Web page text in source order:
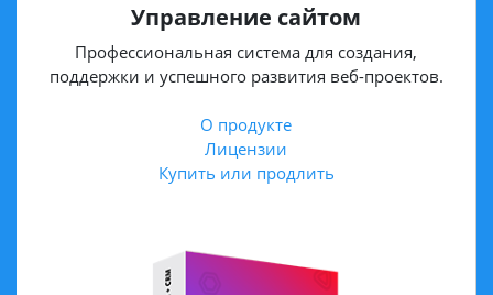
Управление сайтом
Профессиональная система для создания,
поддержки и успешного развития веб-проектов.
О продукте
Лицензии
Купить или продлить